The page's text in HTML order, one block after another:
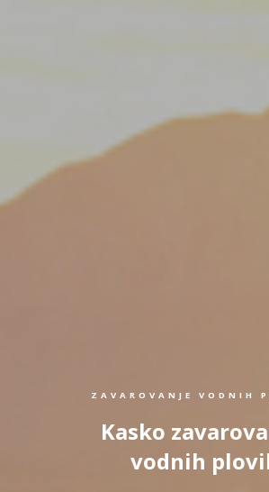
ZAVAROVANJE VODNIH
Kasko
vodnih